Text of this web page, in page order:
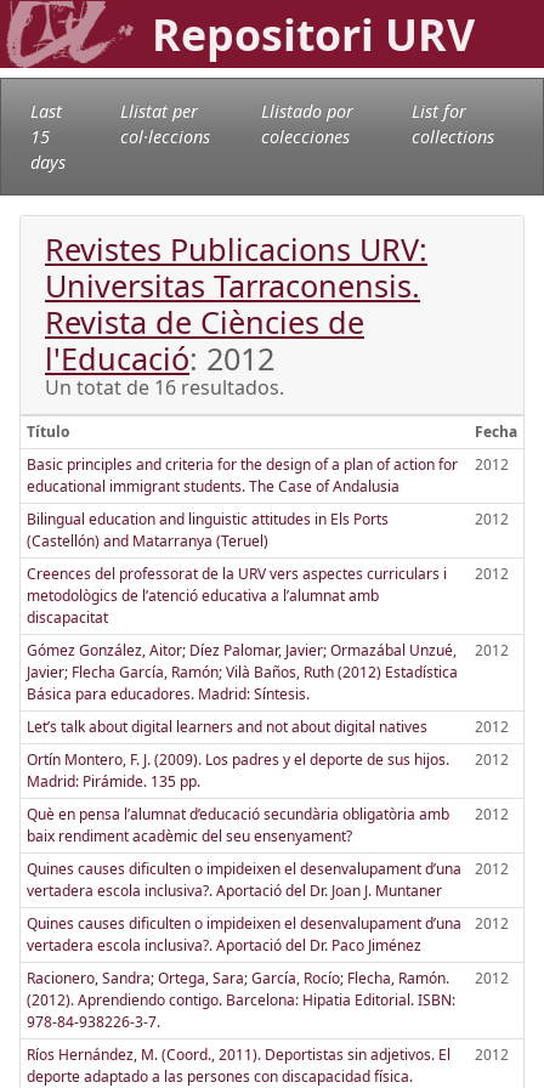
Repositori URV
Last
15
days
Llistat per
col·leccions
Llistado por
colecciones
List for
collections
Revistes Publicacions URV:
Universitas Tarraconensis.
Revista de Ciències de
l'Educació: 2012
Un totat de 16 resultados.
Título
Fecha
Basic principles and criteria for the design of a plan of action for
educational immigrant students. The Case of Andalusia
2012
Bilingual education and linguistic attitudes in Els Ports
(Castellón) and Matarranya (Teruel)
2012
Creences del professorat de la URV vers aspectes curriculars i
metodològics de l’atenció educativa a l’alumnat amb
discapacitat
2012
Gómez González, Aitor; Díez Palomar, Javier; Ormazábal Unzué,
Javier; Flecha García, Ramón; Vilà Baños, Ruth (2012) Estadística
Básica para educadores. Madrid: Síntesis.
2012
Let’s talk about digital learners and not about digital natives
2012
Ortín Montero, F. J. (2009). Los padres y el deporte de sus hijos.
Madrid: Pirámide. 135 pp.
2012
Què en pensa l’alumnat d’educació secundària obligatòria amb
baix rendiment acadèmic del seu ensenyament?
2012
Quines causes dificulten o impideixen el desenvalupament d’una
vertadera escola inclusiva?. Aportació del Dr. Joan J. Muntaner
2012
Quines causes dificulten o impideixen el desenvalupament d’una
vertadera escola inclusiva?. Aportació del Dr. Paco Jiménez
2012
Racionero, Sandra; Ortega, Sara; García, Rocío; Flecha, Ramón.
(2012). Aprendiendo contigo. Barcelona: Hipatia Editorial. ISBN:
978-84-938226-3-7.
2012
Ríos Hernández, M. (Coord., 2011). Deportistas sin adjetivos. El
deporte adaptado a las persones con discapacidad física.
2012